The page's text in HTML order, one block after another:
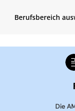
Berufsbereich
Die